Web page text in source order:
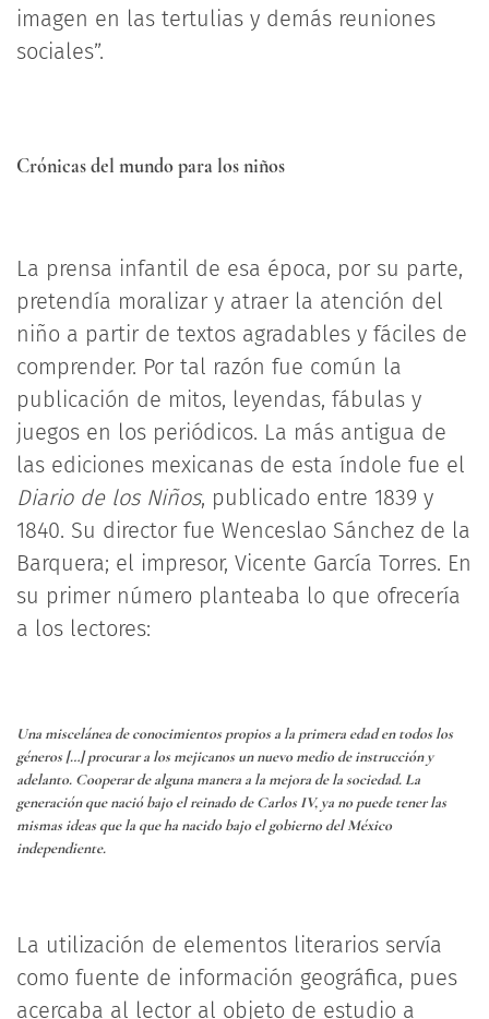
imagen en las tertulias y demás reuniones
sociales”.
C­rónicas del mundo para los niños
La prensa infantil de esa época, por su parte,
pretendía moralizar y atraer la atención del
niño a partir de textos agradables y fáciles de
comprender. Por tal razón fue común la
publicación de mitos, leyendas, fábulas y
juegos en los periódicos. La más antigua de
las ediciones mexicanas de esta índole fue el
Diario de los Niños, publicado entre 1839 y
1840. Su director fue Wenceslao Sánchez de la
Barquera; el impresor, Vicente García Torres. En
su primer número planteaba lo que ofrecería
a los lectores:
Una miscelánea de conocimientos propios a la primera edad en todos los
géneros […] procurar a los mejicanos un nuevo medio de instrucción y
adelanto. Cooperar de alguna manera a la mejora de la sociedad. La
generación que nació bajo el reinado de Carlos IV, ya no puede tener las
mismas ideas que la que ha nacido bajo el gobierno del México
independiente.
La utilización de elementos literarios servía
como fuente de información geográfica, pues
acercaba al lector al objeto de estudio a